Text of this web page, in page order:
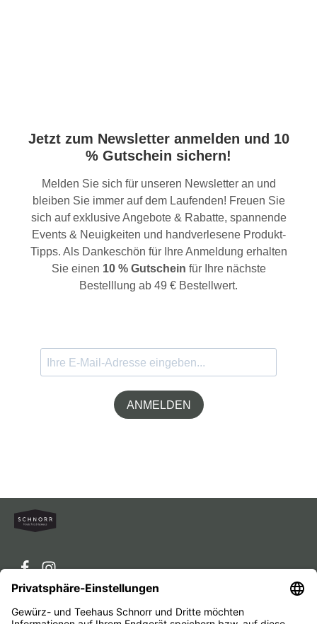
Jetzt zum Newsletter anmelden und 10
% Gutschein sichern!
Melden Sie sich für unseren Newsletter an und
bleiben Sie immer auf dem Laufenden! Freuen Sie
sich auf exklusive Angebote & Rabatte, spannende
Events & Neuigkeiten und handverlesene Produkt-
Tipps. Als Dankeschön für Ihre Anmeldung erhalten
Sie einen 10 % Gutschein für Ihre nächste
Bestelllung ab 49 € Bestellwert.
ANMELDEN
Service-Hotline